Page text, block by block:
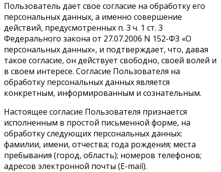
Пользователь дает свое согласие на обработку его
персональных данных, а именно совершение
действий, предусмотренных п. 3 ч. 1 ст. 3
Федерального закона от 27.07.2006 N 152-ФЗ «О
персональных данных», и подтверждает, что, давая
такое согласие, он действует свободно, своей волей и
в своем интересе. Согласие Пользователя на
обработку персональных данных является
конкретным, информированным и сознательным.
Настоящее согласие Пользователя признается
исполненным в простой письменной форме, на
обработку следующих персональных данных:
фамилии, имени, отчества; года рождения; места
пребывания (город, область); номеров телефонов;
адресов электронной почты (E-mail).